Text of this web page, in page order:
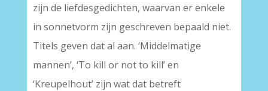
zijn de liefdesgedichten, waarvan er enkele
in sonnetvorm zijn geschreven bepaald niet.
Titels geven dat al aan. ‘Middelmatige
mannen’, ‘To kill or not to kill’ en
‘Kreupelhout’ zijn wat dat betreft